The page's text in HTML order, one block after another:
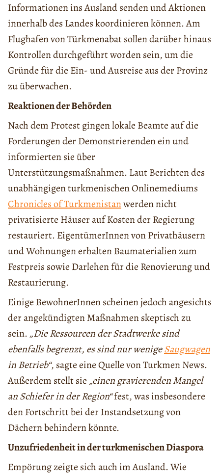
Informationen ins Ausland senden und Aktionen
innerhalb des Landes koordinieren können. Am
Flughafen von Türkmenabat sollen darüber hinaus
Kontrollen durchgeführt worden sein, um die
Gründe für die Ein- und Ausreise aus der Provinz
zu überwachen.
Reaktionen der Behörden
Nach dem Protest gingen lokale Beamte auf die
Forderungen der Demonstrierenden ein und
informierten sie über
Unterstützungsmaßnahmen. Laut Berichten des
unabhängigen turkmenischen Onlinemediums
Chronicles of Turkmenistanwerden nicht
privatisierte Häuser auf Kosten der Regierung
restauriert. EigentümerInnen von Privathäusern
und Wohnungen erhalten Baumaterialien zum
Festpreis sowie Darlehen für die Renovierung und
Restaurierung.
Einige BewohnerInnen scheinen jedoch angesichts
der angekündigten Maßnahmen skeptisch zu
sein. „Die Ressourcen der Stadtwerke sind
ebenfalls begrenzt, es sind nur wenigeSaugwagen
in Betrieb“, sagte eine Quelle von Turkmen News.
Außerdem stellt sie „einen gravierenden Mangel
an Schiefer in der Region“fest, was insbesondere
den Fortschritt bei der Instandsetzung von
Dächern behindern könnte.
Unzufriedenheit in der turkmenischen Diaspora
Empörung zeigte sich auch im Ausland. Wie